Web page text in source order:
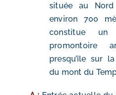
située au
environ 700
constitue
promontoire
presqu’île sur
du mont du